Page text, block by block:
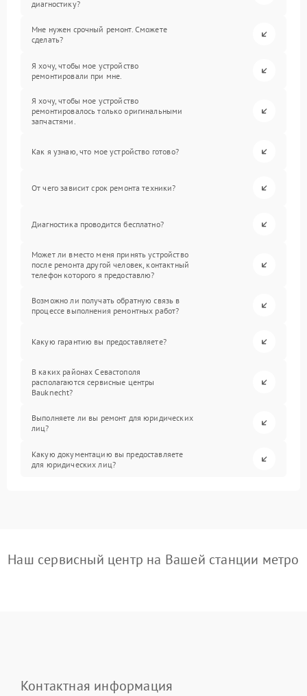
диагностику?
Мне нужен срочный ремонт. Сможете
сделать?
Я хочу, чтобы мое устройство
ремонтировали при мне.
Я хочу, чтобы мое устройство
ремонтировалось только оригинальными
запчастями.
Как я узнаю, что мое устройство готово?
От чего зависит срок ремонта техники?
Диагностика проводится бесплатно?
Может ли вместо меня принять устройство
после ремонта другой человек, контактный
телефон которого я предоставлю?
Возможно ли получать обратную связь в
процессе выполнения ремонтных работ?
Какую гарантию вы предоставляете?
В каких районах Севастополя
располагаются сервисные центры
Bauknecht?
Выполняете ли вы ремонт для юридических
лиц?
Какую документацию вы предоставляете
для юридических лиц?
Наш сервисный центр на Вашей станции метро
Контактная информация